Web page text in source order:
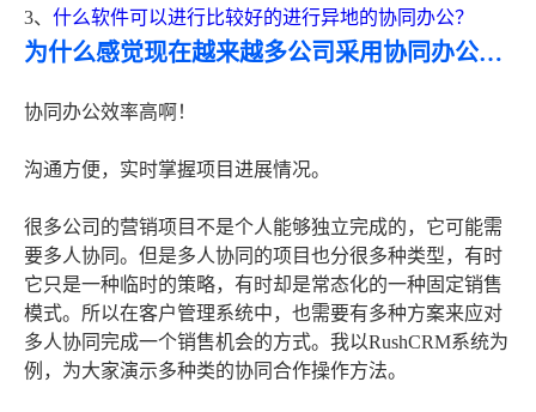
3、 什么软件可以进行比较好的进行异地的协同办公？
为什么感觉现在越来越多公司采用协同办公模式，协同办公有什么优势？
协同办公效率高啊！
沟通方便，实时掌握项目进展情况。
很多公司的营销项目不是个人能够独立完成的，它可能需
要多人协同。但是多人协同的项目也分很多种类型，有时
它只是一种临时的策略，有时却是常态化的一种固定销售
模式。所以在客户管理系统中，也需要有多种方案来应对
多人协同完成一个销售机会的方式。我以RushCRM系统为
例，为大家演示多种类的协同合作操作方法。